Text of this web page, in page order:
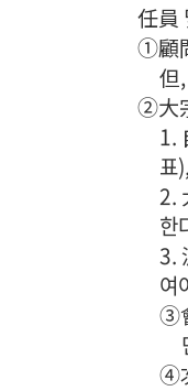
任員
①顧
但
②大
1.
표
2.
한
3.
여
③
④